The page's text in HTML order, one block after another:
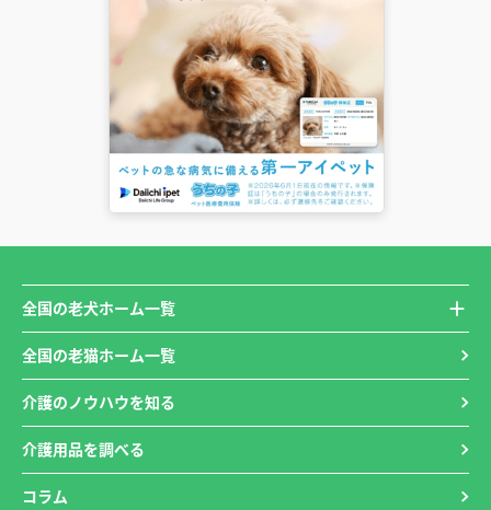
全国の老犬ホーム一覧
全国の老猫ホーム一覧
介護のノウハウを知る
介護用品を調べる
コラム